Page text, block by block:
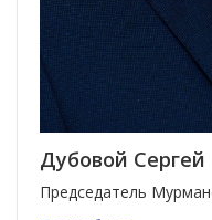
Дубовой
Председатель